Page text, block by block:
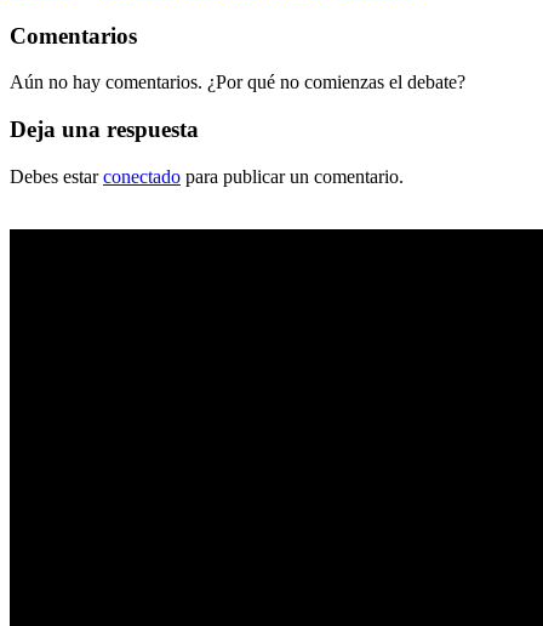
Comentarios
Aún no hay comentarios. ¿Por qué no comienzas el debate?
Deja una respuesta
Debes estarconectado para publicar un comentario.